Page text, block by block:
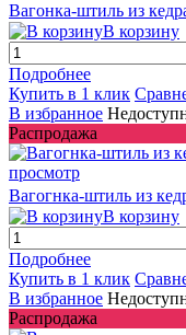
Вагонка-штиль из
В корзину
Подробнее
Купить в 1 клик
В избранное
Распродажа
просмотр
Вагогнка-штиль из
В корзину
Подробнее
Купить в 1 клик
В избранное
Распродажа